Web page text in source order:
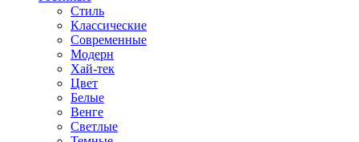
Стиль
Классические
Современные
Модерн
Хай-тек
Цвет
Белые
Венге
Светлые